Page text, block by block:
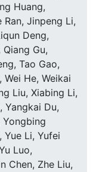
Huang,
Ran, Jinpeng Li,
Deng,
Gu,
Tao Gao,
Wei He, Weikai
Liu, Xiabing Li,
Yangkai Du,
Yongbing
Yue Li, Yufei
Luo,
Chen, Zhe Liu,